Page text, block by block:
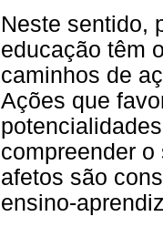
Neste sentido,
educação têm
caminhos de
Ações que
compreender
afetos são
ensino-